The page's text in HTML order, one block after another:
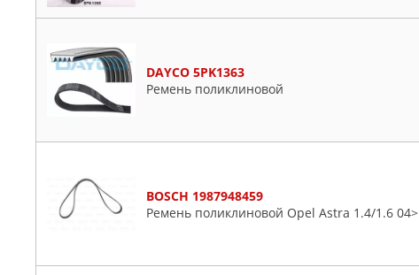
DAYCO 5PK1363
Ремень поликлиновой
BOSCH 1987948459
Ремень поликлиновой Opel Astra 1.4/1.6 04>